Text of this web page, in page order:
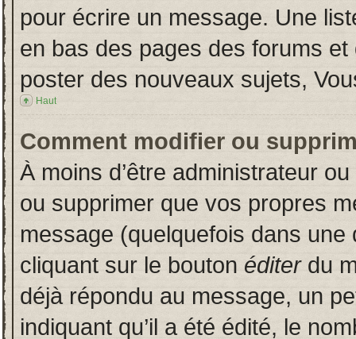
pour écrire un message. Une
en bas des pages des forums
poster des nouveaux sujets,
Haut
Comment modifier ou
À moins d’être administrateur
ou supprimer que vos propres
message (quelquefois dans
cliquant sur le bouton éditerdu
déjà répondu au message, un
indiquant qu’il a été édité, le